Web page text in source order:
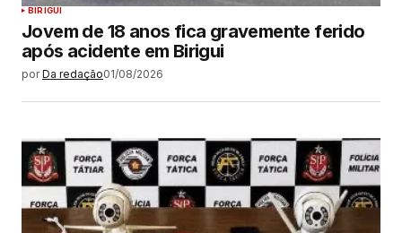
BIRIGUI
Jovem de 18 anos fica gravemente ferido
após acidente em Birigui
por Da redação01/08/2026